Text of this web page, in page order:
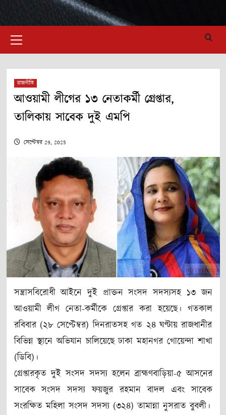
Menu
রাজনীতি
আওয়ামী লীগের ১৩ নেতাকর্মী গ্রেপ্তার,
তালিকায় সাবেক দুই এমপি
সেপ্টেম্বর 29, 2025
সন্ত্রাসবিরোধী আইনে দুই প্রাক্তন সংসদ সদস্যসহ ১৩ জন
আওয়ামী লীগ নেতা-কর্মীকে গ্রেপ্তার করা হয়েছে। গতকাল
রবিবার (২৮ সেপ্টেম্বর) দিনরাতসহ গত ২৪ ঘণ্টায় রাজধানীর
বিভিন্ন স্থানে অভিযান চালিয়েছে ঢাকা মহানগর গোয়েন্দা শাখা
(ডিবি)।
গ্রেপ্তারকৃত দুই সংসদ সদস্য হলেন ব্রাহ্মণবাড়িয়া-৫ আসনের
সাবেক সংসদ সদস্য ফয়জুর রহমান বাদল এবং সাবেক
সংরক্ষিত মহিলা সংসদ সদস্য (৩২৪) তামান্না নুসরাত বুবলী।